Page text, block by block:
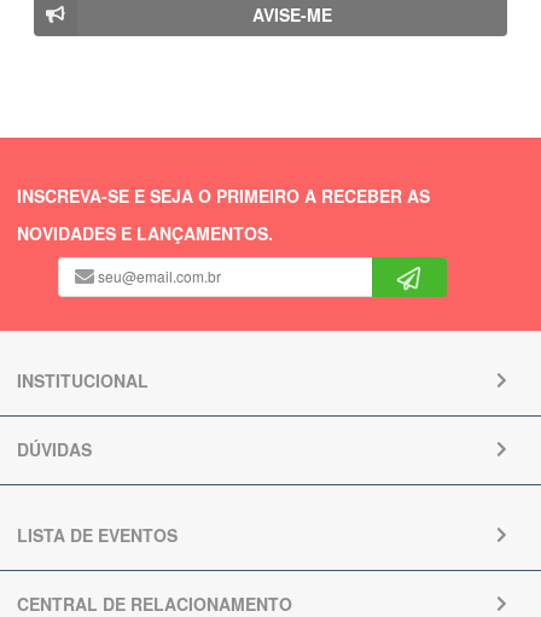
AVISE-ME
INSCREVA-SE E SEJA O PRIMEIRO A RECEBER AS
NOVIDADES E LANÇAMENTOS.
INSTITUCIONAL
DÚVIDAS
LISTA DE EVENTOS
CENTRAL DE RELACIONAMENTO